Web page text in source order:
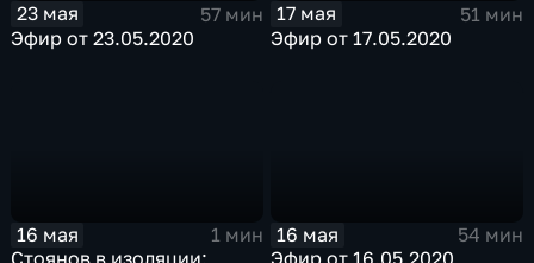
23 мая
57 мин
Эфир от 23.05.2020
17 мая
51 мин
Эфир от 17.05.2020
16 мая
1 мин
16 мая
54 мин